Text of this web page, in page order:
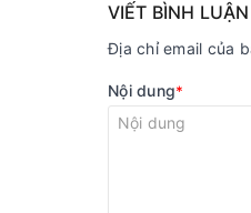
VIẾT BÌNH
Địa chỉ email của
Nội dung*